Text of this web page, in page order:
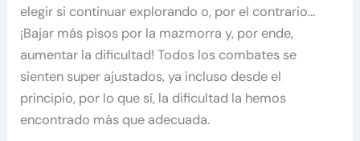
elegir si continuar explorando o, por el contrario…
¡Bajar más pisos por la mazmorra y, por ende,
aumentar la dificultad! Todos los combates se
sienten super ajustados, ya incluso desde el
principio, por lo que sí, la dificultad la hemos
encontrado más que adecuada.